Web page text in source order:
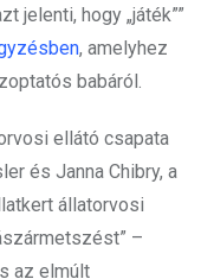
jelenti, hogy „játék””
, amelyhez
babáról.
ellátó csapata
és Janna Chibry, a
állatorvosi
–
az elmúlt